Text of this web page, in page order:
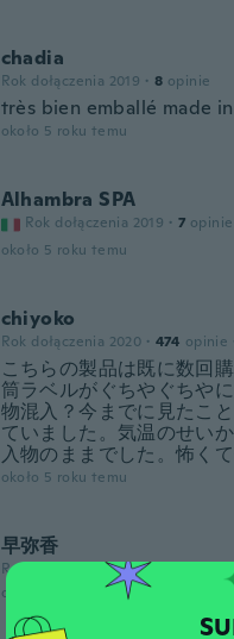
chadia
Rok dołączenia 2019 · 8 opinie
très bien emballé made
około 5 roku temu
Alhambra SPA
Rok dołączenia 2019 · 7 opinie
około 5 roku temu
chiyoko
Rok dołączenia 2020 · 474 opinie
こちらの製品は既に数回
筒ラベルがぐちやぐちや
物混入？今までに見たこ
ていました。気温のせい
入物のままでした。怖く
około 5 roku temu
早弥香
Rok dołączenia 2019 ·
około 5 roku temu